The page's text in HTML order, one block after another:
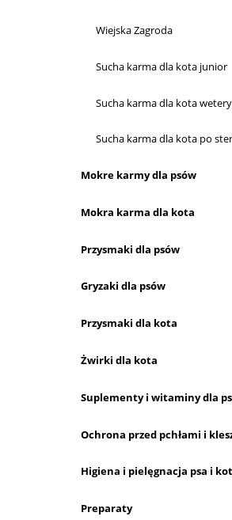
Wiejska Zagroda
Sucha karma dla kota junior
Sucha karma dla kota
Sucha karma dla kota po
Mokre karmy dla psów
Mokra karma dla kota
Przysmaki dla psów
Gryzaki dla psów
Przysmaki dla kota
Żwirki dla kota
Suplementy i witaminy dla
Ochrona przed pchłami i
Higiena i pielęgnacja psa i
Preparaty